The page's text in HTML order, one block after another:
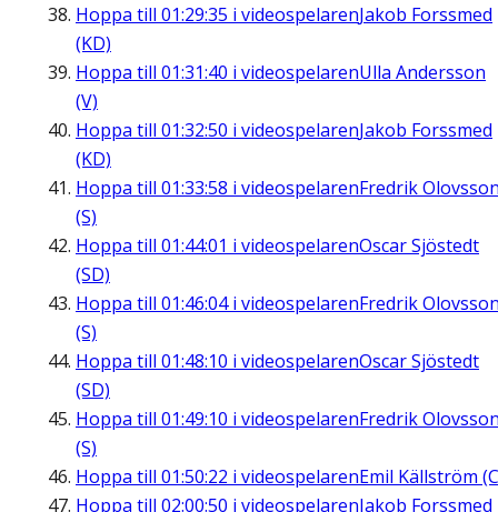
Hoppa till 01:29:35 i videospelarenJakob Forssmed
(KD)
Hoppa till 01:31:40 i videospelarenUlla Andersson
(V)
Hoppa till 01:32:50 i videospelarenJakob Forssmed
(KD)
Hoppa till 01:33:58 i videospelarenFredrik
(S)
Hoppa till 01:44:01 i videospelarenOscar Sjöstedt
(SD)
Hoppa till 01:46:04i videospelarenFredrik
(S)
Hoppa till 01:48:10 i videospelarenOscar Sjöstedt
(SD)
Hoppa till 01:49:10 i videospelarenFredrik
(S)
Hoppa till 01:50:22 i videospelarenEmil Källström
Hoppa till 02:00:50 i videospelarenJakob Forssmed